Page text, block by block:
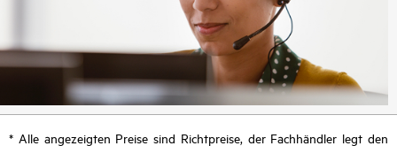
* Alle angezeigten Preise sind Richtpreise, der Fachhändler legt den